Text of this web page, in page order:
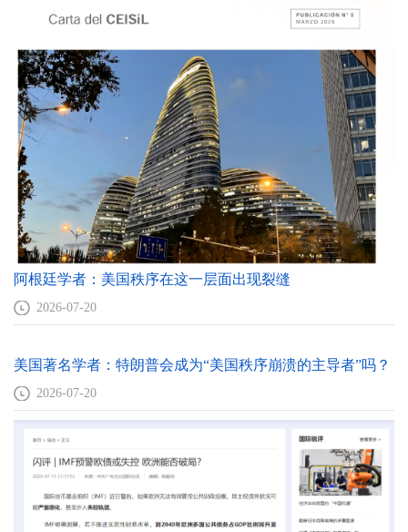
阿根廷学者：美国秩序在这一层面出现裂缝
2026-07-20
美国著名学者：特朗普会成为“美国秩序崩溃的主导者”吗？
2026-07-20